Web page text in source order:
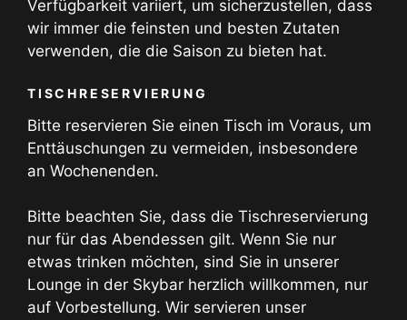
Verfügbarkeit variiert, um sicherzustellen, dass
wir immer die feinsten und besten Zutaten
verwenden, die die Saison zu bieten hat.
TISCHRESERVIERUNG
Bitte reservieren Sie einen Tisch im Voraus, um
Enttäuschungen zu vermeiden, insbesondere
an Wochenenden.
Bitte beachten Sie, dass die Tischreservierung
nur für das Abendessen gilt. Wenn Sie nur
etwas trinken möchten, sind Sie in unserer
Lounge in der Skybar herzlich willkommen, nur
auf Vorbestellung. Wir servieren unser